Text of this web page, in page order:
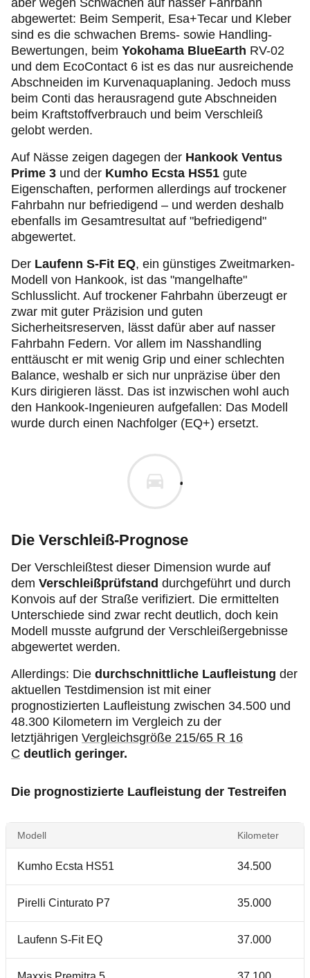
aber wegen Schwächen auf nasser Fahrbahn
abgewertet: Beim Semperit, Esa+Tecar und Kleber
sind es die schwachen Brems- sowie Handling-
Bewertungen, beim Yokohama BlueEarth RV-02
und dem EcoContact 6 ist es das nur ausreichende
Abschneiden im Kurvenaquaplaning. Jedoch muss
beim Conti das herausragend gute Abschneiden
beim Kraftstoffverbrauch und beim Verschleiß
gelobt werden.
Auf Nässe zeigen dagegen der Hankook Ventus
Prime 3 und der Kumho Ecsta HS51 gute
Eigenschaften, performen allerdings auf trockener
Fahrbahn nur befriedigend – und werden deshalb
ebenfalls im Gesamtresultat auf "befriedigend"
abgewertet.
Der Laufenn S-Fit EQ, ein günstiges Zweitmarken-
Modell von Hankook, ist das "mangelhafte"
Schlusslicht. Auf trockener Fahrbahn überzeugt er
zwar mit guter Präzision und guten
Sicherheitsreserven, lässt dafür aber auf nasser
Fahrbahn Federn. Vor allem im Nasshandling
enttäuscht er mit wenig Grip und einer schlechten
Balance, weshalb er sich nur unpräzise über den
Kurs dirigieren lässt. Das ist inzwischen wohl auch
den Hankook-Ingenieuren aufgefallen: Das Modell
wurde durch einen Nachfolger (EQ+) ersetzt.
Die Verschleiß-Prognose
Der Verschleißtest dieser Dimension wurde auf
dem Verschleißprüfstand durchgeführt und durch
Konvois auf der Straße verifiziert. Die ermittelten
Unterschiede sind zwar recht deutlich, doch kein
Modell musste aufgrund der Verschleißergebnisse
abgewertet werden.
Allerdings: Die durchschnittliche Laufleistung der
aktuellen Testdimension ist mit einer
prognostizierten Laufleistung zwischen 34.500 und
48.300 Kilometern im Vergleich zu der
letztjährigen Vergleichsgröße 215/65 R 16
C deutlich geringer.
Die prognostizierte Laufleistung der Testreifen
Modell Kilometer
Kumho Ecsta HS51 34.500
Pirelli Cinturato P7 35.000
Laufenn S-Fit EQ 37.000